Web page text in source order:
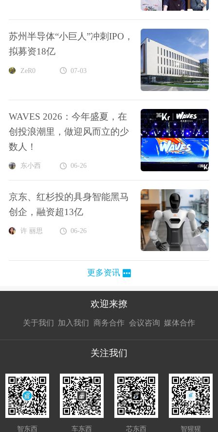
苏州半导体“小巨人”冲刺IPO，
拟募资18亿
ZeR0 07-03
WAVES 2026：今年盛夏，在
创投浪潮里，做迎风而立的少
数人！
东小西 06-26
京东、红杉投的具身智能黑马
创企，融资超13亿
许 丽思 06-26
更多资讯
欢迎来撩
关于我们 加入我们
接扔简历
商务合作
接开聊
会议咨询 媒体合作
接开聊
关注我们
智东西 车东西 芯东西 智猩猩